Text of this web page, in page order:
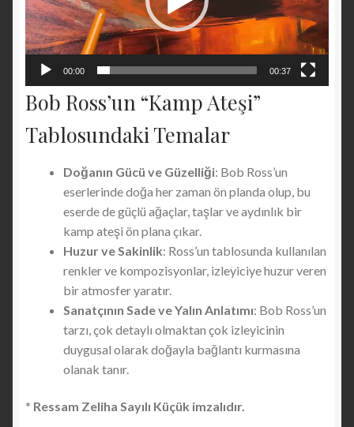
00:00 00:37
Bob Ross’un “Kamp Ateşi”
Tablosundaki Temalar
Doğanın Gücü ve Güzelliği: Bob Ross’un
eserlerinde doğa her zaman ön planda olup, bu
eserde de güçlü ağaçlar, taşlar ve aydınlık bir
kamp ateşi ön plana çıkar.
Huzur ve Sakinlik: Ross’un tablosunda kullanılan
renkler ve kompozisyonlar, izleyiciye huzur veren
bir atmosfer yaratır.
Sanatçının Sade ve Yalın Anlatımı: Bob Ross’un
tarzı, çok detaylı olmaktan çok izleyicinin
duygusal olarak doğayla bağlantı kurmasına
olanak tanır.
* Ressam Zeliha Sayılı Küçük imzalıdır.